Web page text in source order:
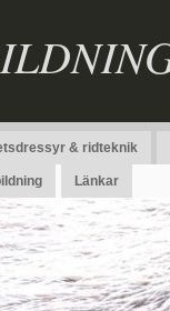
& ridteknik
Länkar